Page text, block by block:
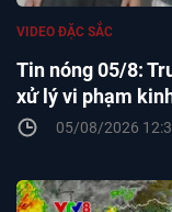
Tin nóng 05/8:
xử lý vi phạm
VIDEO ĐẶC SẮC
05/08/2026